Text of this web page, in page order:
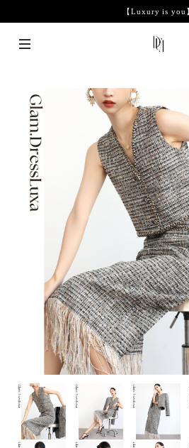
【Luxury is you